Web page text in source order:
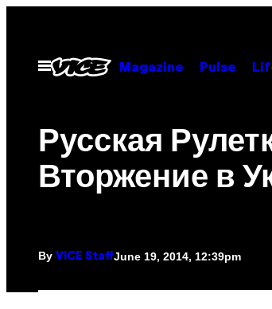
contentOpen
Menu
Magazine Pulse
Русская
Вторжение в
By VICE StaffJune 19, 2014, 12:39pm